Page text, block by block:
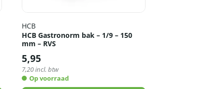
HCB
HCB Gastronorm bak – 1/9 – 150
mm – RVS
5,95
7,20incl. btw
Op voorraad